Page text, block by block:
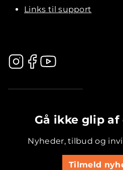
Links til support
Gå ikke glip
Nyheder, tilbud og
Tilmeld